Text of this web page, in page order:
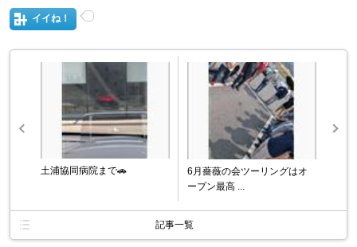
イイね！
土浦協同病院まで🚗
6月薔薇の会ツーリングはオ
ープン最高 ...
記事一覧